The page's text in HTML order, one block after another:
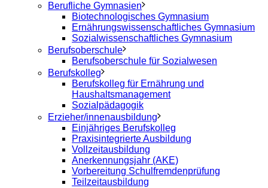
Berufliche Gymnasien
Biotechnologisches Gymnasium
Ernährungswissenschaftliches Gymnasium
Sozialwissenschaftliches Gymnasium
Berufsoberschule
Berufsoberschule für Sozialwesen
Berufskolleg
Berufskolleg für Ernährung und
Haushaltsmanagement
Sozialpädagogik
Erzieher/innenausbildung
Einjähriges Berufskolleg
Praxisintegrierte Ausbildung
Vollzeitausbildung
Anerkennungsjahr (AKE)
Vorbereitung Schulfremdenprüfung
Teilzeitausbildung